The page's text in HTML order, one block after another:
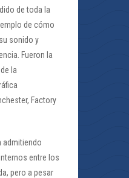
de toda la
de cómo
sonido y
Fueron la
la
Factory
admitiendo
entre los
pero a pesar